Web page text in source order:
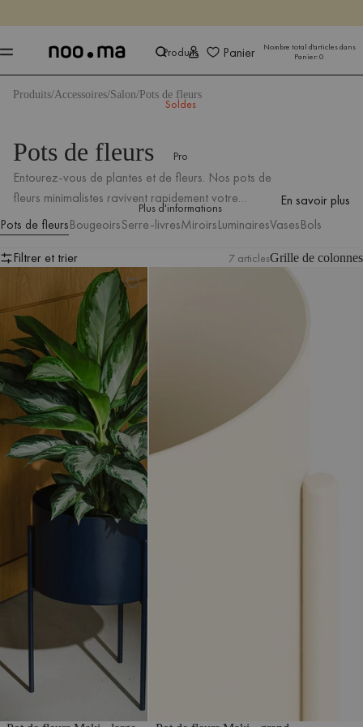
Produits
Soldes
Pro
Plus d'informations
Panier
Nombre total d'articles dans
Panier:0
Produits Accessoires Salon Pots de fleurs
Pots de fleurs
Entourez-vous de plantes et de fleurs. Nos pots de
fleurs minimalistes ravivent rapidement votre
intérieur et offrent à vos plantes un espace spacieux
pour une croissance rapide. Robustes, étanches,
disponibles en différentes tailles et couleurs, ils
deviendront rapidement les meilleurs amis de vos
plantes.
En savoir plus
Pots de fleursBougeoirsSerre-livresMiroirsLuminairesVasesBols
Filtrer et trier
7 articlesGrille de colonnes
Pot de fleurs Maki - large